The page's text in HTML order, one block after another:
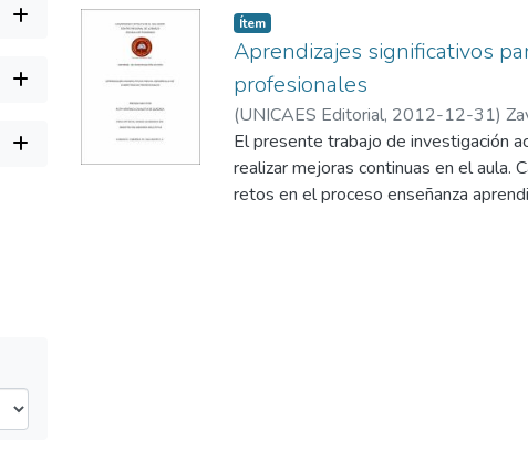
Ítem
Aprendizajes significativos
profesionales
(UNICAES Editorial, 2012-12-31)
El presente trabajo de investigación
realizar mejoras continuas en el aula.
retos en el proceso enseñanza